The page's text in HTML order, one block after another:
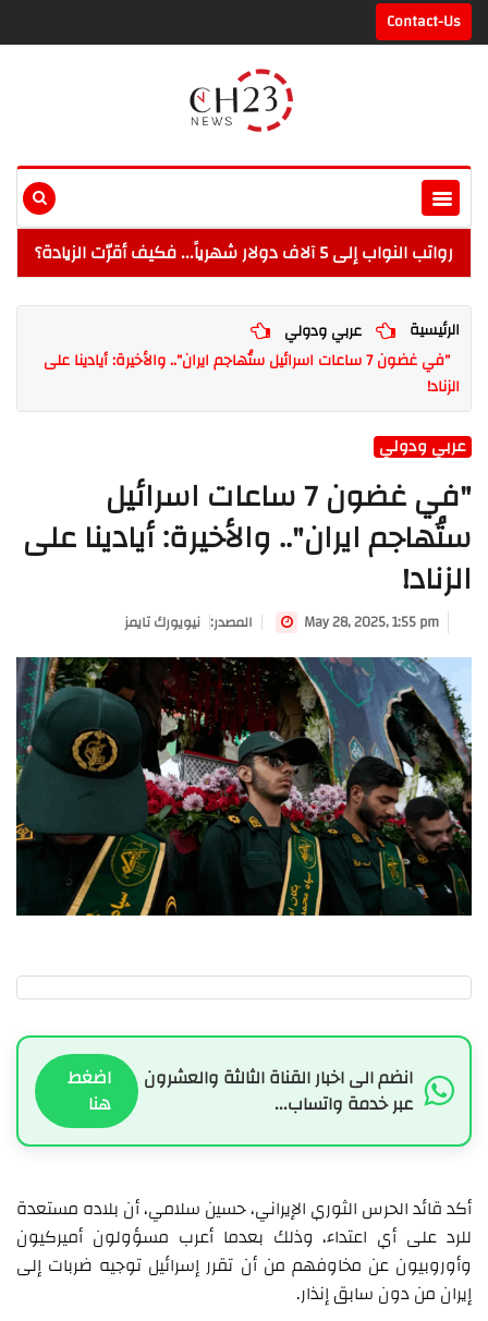
Contact-Us
رواتب النواب إلى 5 آلاف دولار شهرياً... فكيف أقرّت الزيادة؟
الرئيسية
عربي ودولي
"في غضون 7 ساعات اسرائيل ستُهاجم ايران".. والأخيرة: أيادينا على
الزناد!
عربي ودولي
"في غضون 7 ساعات اسرائيل
ستُهاجم ايران".. والأخيرة: أيادينا على
الزناد!
نيويورك تايمز :المصدر May 28, 2025, 1:55 pm
انضم الى اخبار القناة الثالثة والعشرون
عبر خدمة واتساب...
اضغط
هنا
أكد قائد الحرس الثوري الإيراني، حسين سلامي، أن بلاده مستعدة
للرد على أي اعتداء، وذلك بعدما أعرب مسؤولون أميركيون
وأوروبيون عن مخاوفهم من أن تقرر إسرائيل توجيه ضربات إلى
إيران من دون سابق إنذار.